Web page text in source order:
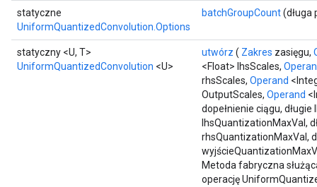
statyczne
UniformQuantizedConvolution.Options
batchGroupCount(długa
statyczny <U, T>
UniformQuantizedConvolution <U>
utwórz ( Zakres zasięgu,
<Float> lhsScales,
rhsScales, Operand
OutputScales, Operand
dopełnienie ciągu,
lhsQuantizationMaxVal,
rhsQuantizationMaxVal,
Metoda fabryczna
operację